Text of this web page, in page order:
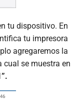
tu dispositivo. En
tu impresora
agregaremos la
cual se muestra en